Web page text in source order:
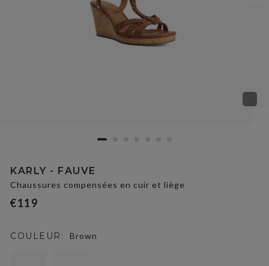
KARLY - FAUVE
Chaussures compensées en cuir et liège
€119
COULEUR: Brown